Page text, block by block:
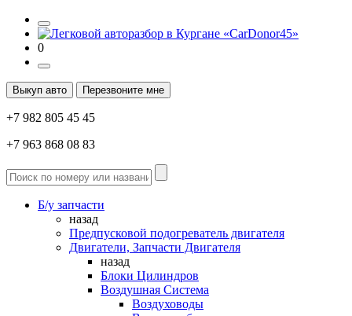
0
Выкуп авто Перезвоните мне
+7 982 805 45 45
+7 963 868 08 83
Б/у запчасти
назад
Предпусковой подогреватель двигателя
Двигатели, Запчасти Двигателя
назад
Блоки Цилиндров
Воздушная Система
Воздуховоды